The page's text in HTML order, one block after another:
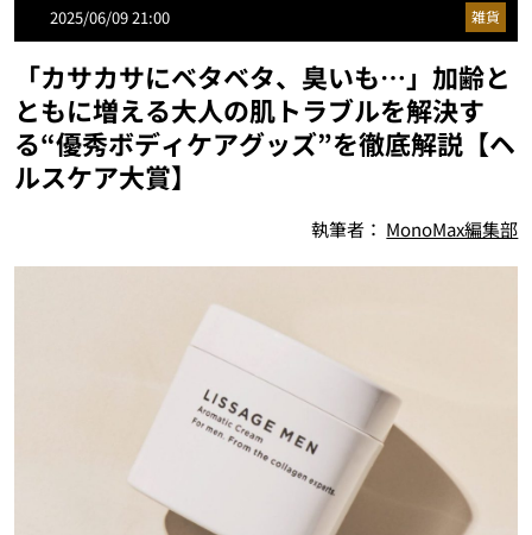
2025/06/09 21:00 雑貨
「カサカサにベタベタ、臭いも…」加齢と
ともに増える大人の肌トラブルを解決す
る“優秀ボディケアグッズ”を徹底解説【ヘ
ルスケア大賞】
執筆者： MonoMax編集部